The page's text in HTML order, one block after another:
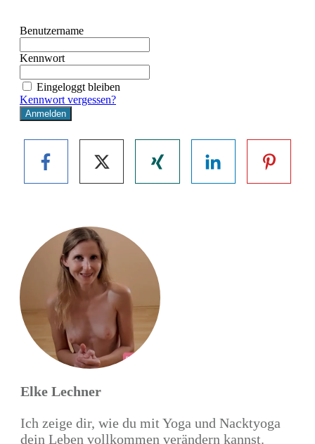
Benutzername
Kennwort
Eingeloggt bleiben
Kennwort vergessen?
Elke Lechner
Ich zeige dir, wie du mit Yoga und Nacktyoga
dein Leben vollkommen verändern kannst.